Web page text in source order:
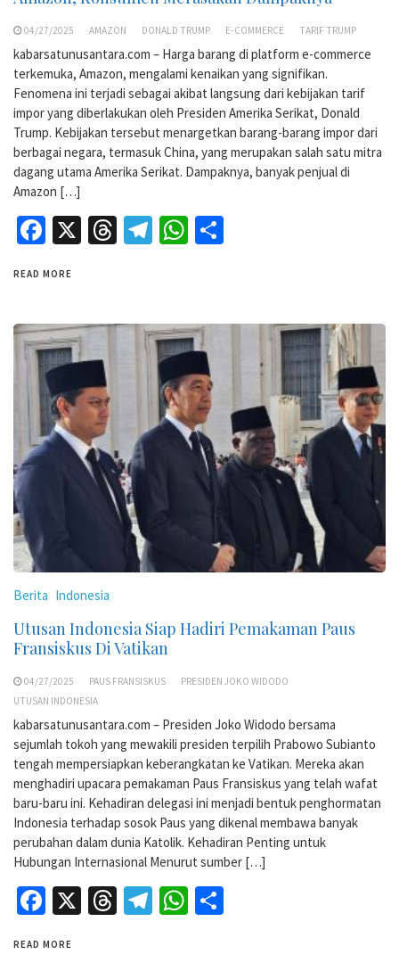
04/27/2025 AMAZON DONALD TRUMP E-COMMERCE TARIF TRUMP
kabarsatunusantara.com – Harga barang di platform e-commerce
terkemuka, Amazon, mengalami kenaikan yang signifikan.
Fenomena ini terjadi sebagai akibat langsung dari kebijakan tarif
impor yang diberlakukan oleh Presiden Amerika Serikat, Donald
Trump. Kebijakan tersebut menargetkan barang-barang impor dari
berbagai negara, termasuk China, yang merupakan salah satu mitra
dagang utama Amerika Serikat. Dampaknya, banyak penjual di
Amazon […]
Facebook
X Threads
Telegram
WhatsApp
READ MORE
Berita Indonesia
Utusan Indonesia Siap Hadiri Pemakaman Paus
Fransiskus Di Vatikan
04/27/2025 PAUS FRANSISKUS
PRESIDEN JOKO WIDODO
UTUSAN INDONESIA
kabarsatunusantara.com – Presiden Joko Widodo bersama
sejumlah tokoh yang mewakili presiden terpilih Prabowo Subianto
tengah mempersiapkan keberangkatan ke Vatikan. Mereka akan
menghadiri upacara pemakaman Paus Fransiskus yang telah wafat
baru-baru ini. Kehadiran delegasi ini menjadi bentuk penghormatan
Indonesia terhadap sosok Paus yang dikenal membawa banyak
perubahan dalam dunia Katolik. Kehadiran Penting untuk
Hubungan Internasional Menurut sumber […]
Facebook
X Threads
Telegram
WhatsApp
READ MORE